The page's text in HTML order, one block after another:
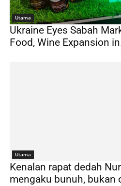
Utama
Ukraine Eyes Sabah
Food, Wine Expansion
Utama
Kenalan rapat dedah
mengaku bunuh, bukan